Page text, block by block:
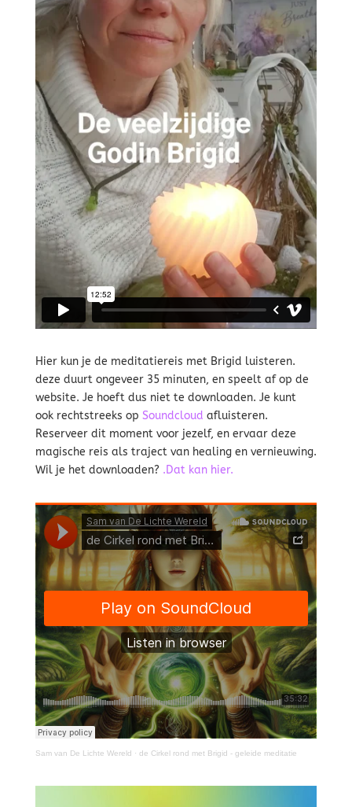
Hier kun je de meditatiereis met Brigid luisteren.
deze duurt ongeveer 35 minuten, en speelt af op de
website. Je hoeft dus niet te downloaden. Je kunt
ook rechtstreeks op Soundcloud afluisteren.
Reserveer dit moment voor jezelf, en ervaar deze
magische reis als traject van healing en vernieuwing.
Wil je het downloaden? .Dat kan hier.
Sam van De Lichte Wereld · de Cirkel rond met Brigid - geleide meditatie